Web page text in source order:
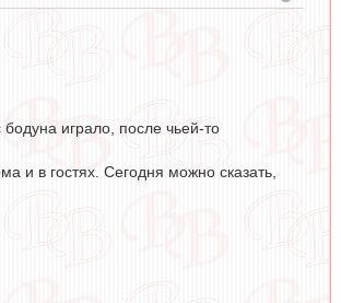
играло, после чьей-то
и в гостях. Сегодня можно сказать,